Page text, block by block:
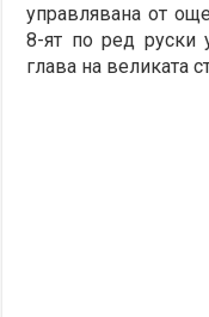
управлявана от
8-ят по ред руски
глава на великата